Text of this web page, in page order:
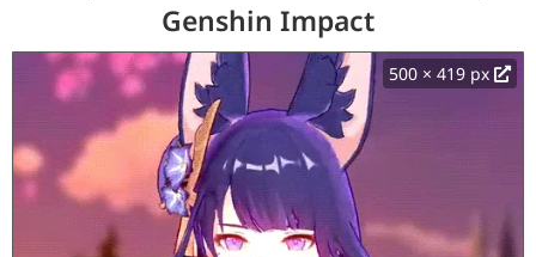
Genshin Impact
500 × 419 px